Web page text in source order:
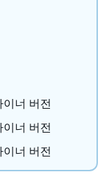
너 버전
너 버전
너 버전